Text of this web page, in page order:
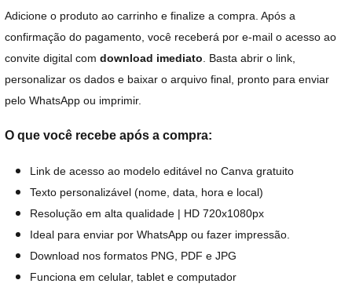
Adicione o produto ao carrinho e finalize a compra. Após a
confirmação do pagamento, você receberá por e-mail o acesso ao
convite digital com download imediato . Basta abrir o link,
personalizar os dados e baixar o arquivo final, pronto para enviar
pelo WhatsApp ou imprimir.
O que você recebe após a compra:
Link de acesso ao modelo editável no Canva gratuito
Texto personalizável (nome, data, hora e local)
Resolução em alta qualidade | HD 720x1080px
Ideal para enviar por WhatsApp ou fazer impressão.
Download nos formatos PNG, PDF e JPG
Funciona em celular, tablet e computador